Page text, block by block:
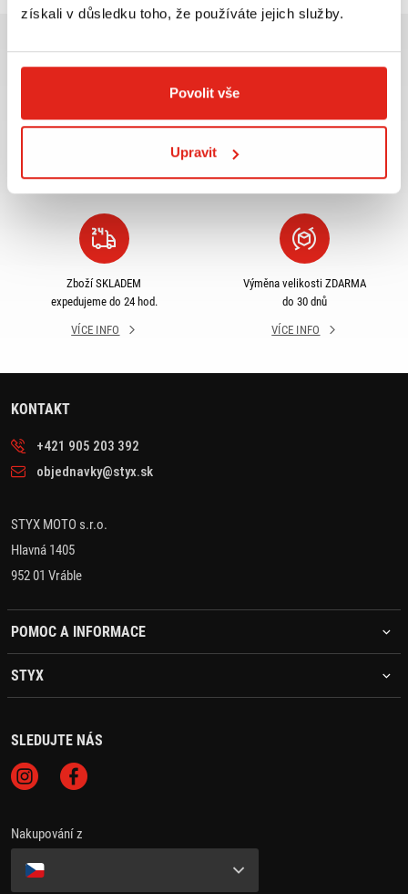
získali v důsledku toho, že používáte jejich služby.
Povolit vše
Upravit
Největší výběr moto
VÍCE INFO
Doprava ZDARMA pro
VÍCE INFO
Zboží SKLADEM
expedujeme do 24 hod.
VÍCE INFO
Výměna velikosti ZDARMA
do 30 dnů
VÍCE INFO
KONTAKT
+421 905 203 392
objednavky@styx.sk
STYX MOTO s.r.o.
Hlavná 1405
952 01 Vráble
POMOC A INFORMACE
STYX
SLEDUJTE NÁS
Nakupování z